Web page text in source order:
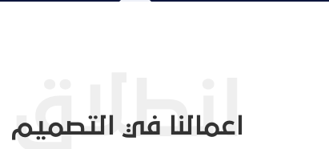
اعمالنا في التصميم